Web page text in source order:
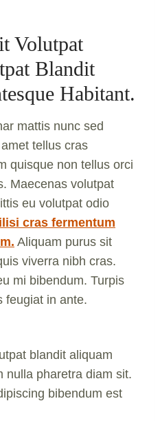
Volutpat
Blandit
Habitant.
mattis nunc sed
tellus cras
quisque non tellus orci
Maecenas volutpat
eu volutpat odio
cras fermentum
Aliquam purus sit
viverra nibh cras.
mi bibendum. Turpis
feugiat in ante.
blandit aliquam
nulla pharetra diam sit.
bibendum est